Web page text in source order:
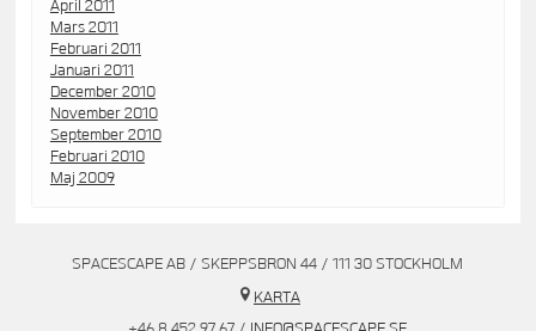
April 2011
Mars 2011
Februari 2011
Januari 2011
December 2010
November 2010
September 2010
Februari 2010
Maj 2009
SPACESCAPE AB / SKEPPSBRON 44 / 111 30 STOCKHOLM
KARTA